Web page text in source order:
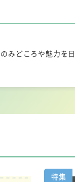
みどころや魅力を
特集